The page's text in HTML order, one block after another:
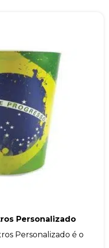
Personalizado
Personalizado é o